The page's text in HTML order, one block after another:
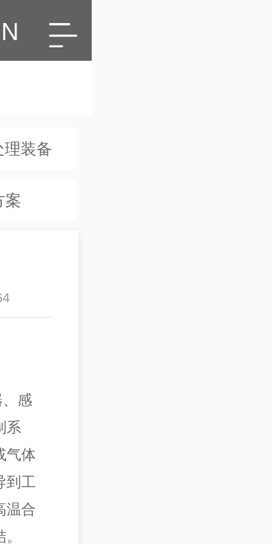
理装备
案
感
系
气体
到工
温合